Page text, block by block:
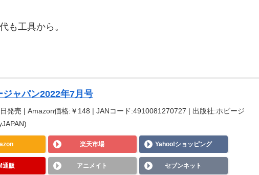
も工具から。
ジャパン2022年7月号
発売 | Amazon価格:￥148 | JANコード:4910081270727 | 出版社:ホビージ
楽天市場 Yahoo!ショッピング
通販 アニメイト セブンネット